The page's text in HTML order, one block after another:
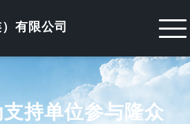
有限公司
持单位参与隆众